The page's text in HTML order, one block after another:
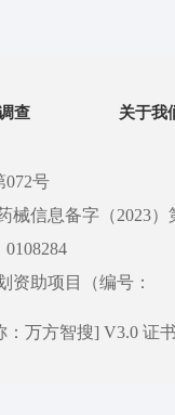
查 关于我
072号
信息备字（2023）
资助项目（编号：
万方智搜] V3.0 证